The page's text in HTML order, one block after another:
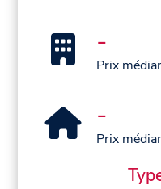
-
Prix
-
Prix